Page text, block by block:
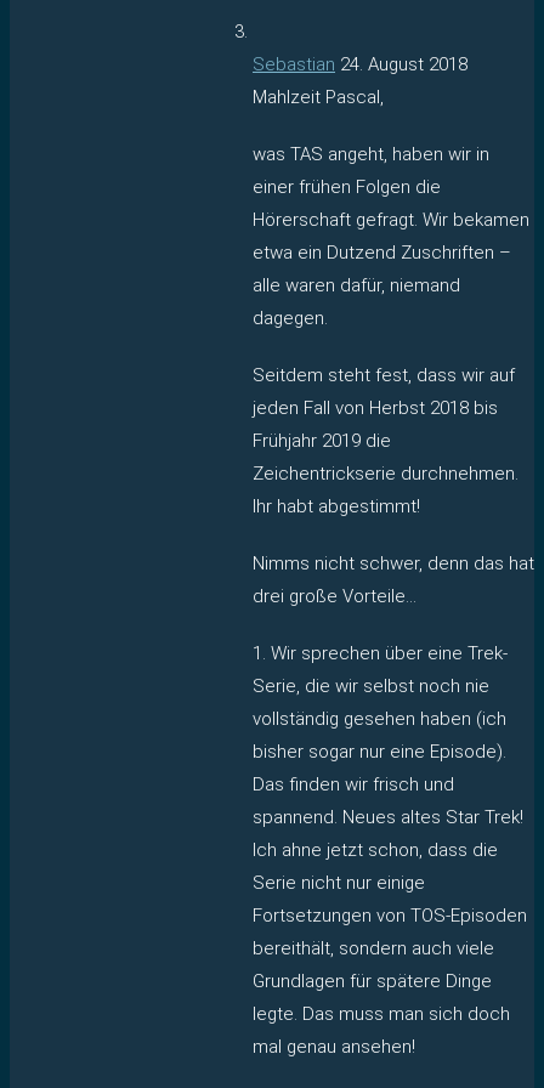
Sebastian 24. August 2018
Mahlzeit Pascal,
was TAS angeht, haben wir in
einer frühen Folgen die
Hörerschaft gefragt. Wir bekamen
etwa ein Dutzend Zuschriften –
alle waren dafür, niemand
dagegen.
Seitdem steht fest, dass wir auf
jeden Fall von Herbst 2018 bis
Frühjahr 2019 die
Zeichentrickserie durchnehmen.
Ihr habt abgestimmt!
Nimms nicht schwer, denn das hat
drei große Vorteile…
1. Wir sprechen über eine Trek-
Serie, die wir selbst noch nie
vollständig gesehen haben (ich
bisher sogar nur eine Episode).
Das finden wir frisch und
spannend. Neues altes Star Trek!
Ich ahne jetzt schon, dass die
Serie nicht nur einige
Fortsetzungen von TOS-Episoden
bereithält, sondern auch viele
Grundlagen für spätere Dinge
legte. Das muss man sich doch
mal genau ansehen!